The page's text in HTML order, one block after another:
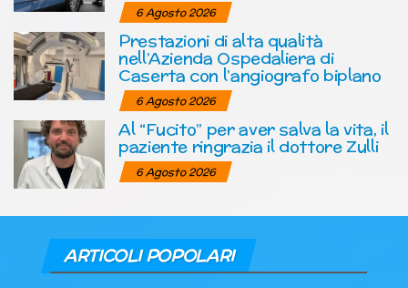
6 Agosto 2026
Prestazioni di alta qualità
nell’Azienda Ospedaliera di
Caserta con l’angiografo biplano
6 Agosto 2026
Al “Fucito” per aver salva la vita, il
paziente ringrazia il dottore Zulli
6 Agosto 2026
ARTICOLI POPOLARI